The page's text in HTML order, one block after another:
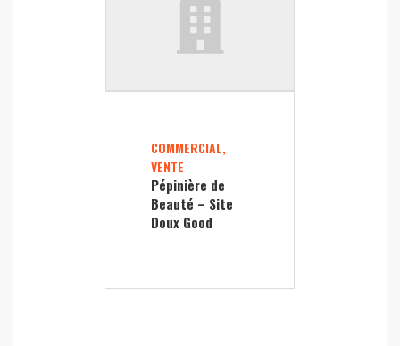
COMMERCIAL,
VENTE
Pépinière de
Beauté – Site
Doux Good